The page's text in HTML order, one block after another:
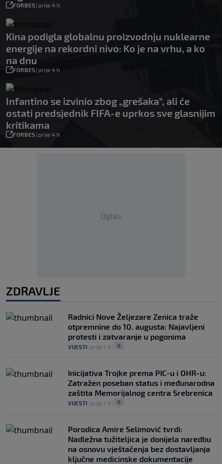
FORBES| prije 4 h
Kina podigla globalnu proizvodnju nuklearne
energije na rekordni nivo: Ko je na vrhu, a ko
na dnu
FORBES| prije 4 h
Infantino se izvinio zbog „grešaka“, ali će
ostati predsjednik FIFA-e uprkos sve glasnijim
kritikama
FORBES| prije 4 h
Oglas
ZDRAVLJE
Radnici Nove Željezare Zenica traže
otpremnine do 10. augusta: Najavljeni
protesti i zatvaranje u pogonima
VIJESTI prije 1 h 0
Inicijativa Trojke prema PIC-u i OHR-u:
Zatražen poseban status i međunarodna
zaštita Memorijalnog centra Srebrenica
VIJESTI prije 1 h 0
Porodica Amire Selimović tvrdi:
Nadležna tužiteljica je donijela naredbu
na osnovu vještačenja bez dostavljanja
ključne medicinske dokumentacije